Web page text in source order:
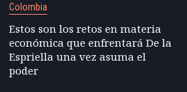
Colombia
Estos son los retos en materia
económica que enfrentará De la
Espriella una vez asuma el
poder